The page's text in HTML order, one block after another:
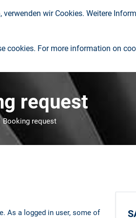
wir Cookies. Weitere
cookies. For more information on
Información Downloads
request
Booking request
As a logged in user, some of